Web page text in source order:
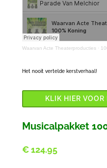
Waarvan Acte Theaterproducties·
Het nooit vertelde kerstverhaal!
KLIK HIER VOOR
Musicalpakket
€124.95